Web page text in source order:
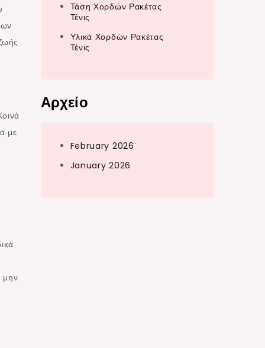
με
μην
Τάση Χορδών Ρακέτας
Τένις
Υλικά Χορδών Ρακέτας
Τένις
Αρχείο
February 2026
January 2026